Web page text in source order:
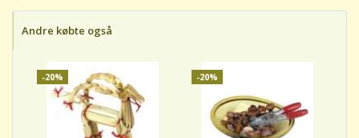
Andre købte også
-20% -20%